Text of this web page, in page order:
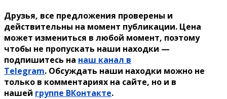
Друзья, все предложения проверены и
действительны на момент публикации. Цена
может измениться в любой момент, поэтому
чтобы не пропускать наши находки —
подпишитесь на наш канал в
Telegram. Обсуждать наши находки можно не
только в комментариях на сайте, но и в
нашей группе ВКонтакте.